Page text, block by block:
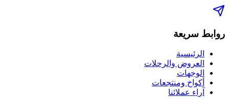
روابط سريعة
الرئيسية
العروض والرحلات
الوجهات
أكواخ ومنتجعات
آراء عملائنا